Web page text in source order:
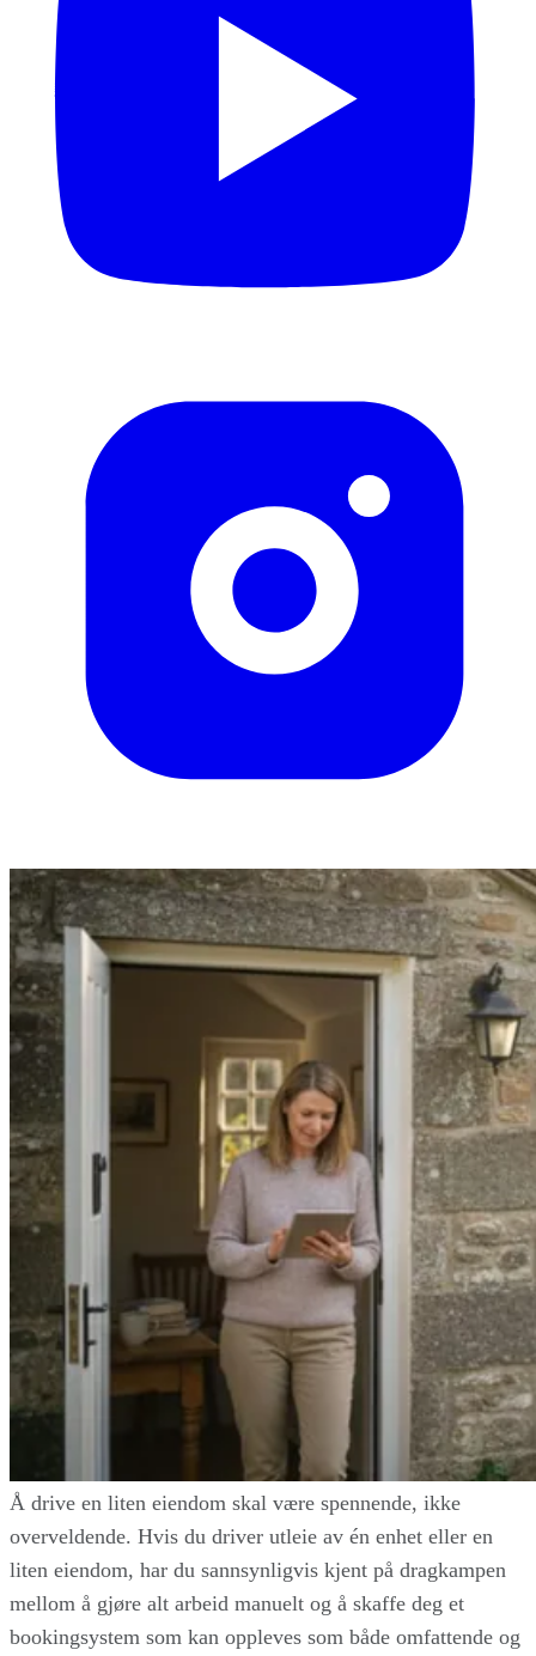
Å drive en liten eiendom skal være spennende, ikke
overveldende. Hvis du driver utleie av én enhet eller en
liten eiendom, har du sannsynligvis kjent på dragkampen
mellom å gjøre alt arbeid manuelt og å skaffe deg et
bookingsystem som kan oppleves som både omfattende og